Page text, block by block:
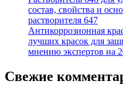
состав, свойства и
растворителя 647
Антикоррозионная
лучших красок для
мнению экспертов на
Свежие